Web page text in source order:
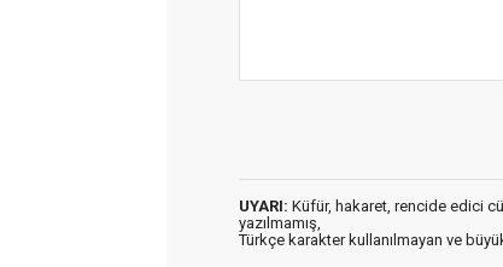
UYARI: Küfür, hakaret, rencide edici
yazılmamış,
Türkçe karakter kullanılmayan ve